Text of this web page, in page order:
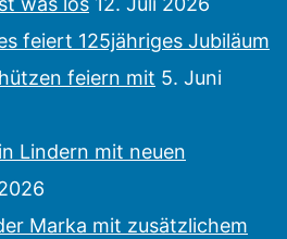
feiert 125jähriges Jubiläum
feiern mit 5. Juni
Lindern mit neuen
Marka mit zusätzlichem